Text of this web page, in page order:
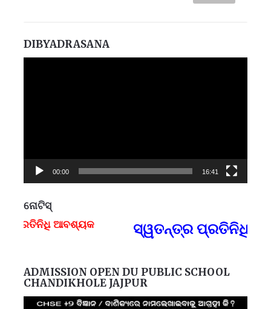
DIBYADRASANA
00:00 16:41
ନୋଟିସ୍
ଆବଶ୍ୟକ
ସ୍ୱତନ୍ତ୍ର ପ୍ରତିନିଧି
ADMISSION OPEN DU PUBLIC SCHOOL
CHANDIKHOLE JAJPUR